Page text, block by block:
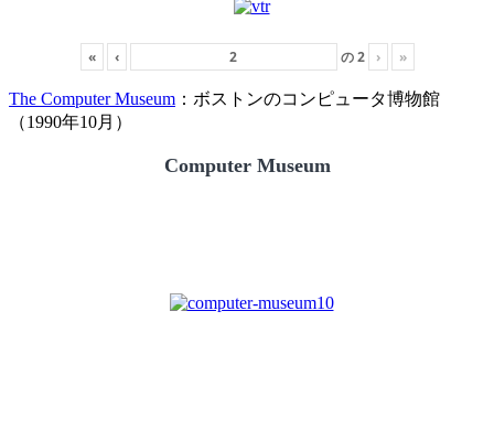
« ‹ の2 › »
The Computer Museum ：ボストンのコンピュータ博物館
（1990年10月）
Computer Museum